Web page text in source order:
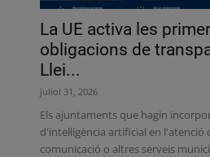
La UE activa les
obligacions de
Llei...
juliol 31, 2026
Els ajuntaments que hagin
d'intel·ligència artificial en l'atenció
comunicació o altres serveis